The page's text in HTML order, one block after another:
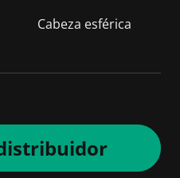
Cabeza esférica